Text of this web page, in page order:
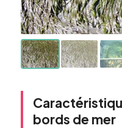
bords de mer